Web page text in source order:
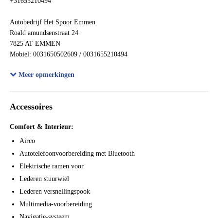
Autobedrijf Het Spoor Emmen
Roald amundsenstraat 24
7825 AT EMMEN
Mobiel: 0031650502609 / 0031655210494
Wij kunnen helpen met export-documenten!
Mozemy pomóc w dokumentach eksportowych!
Nous pouvons vous aider avec des documents d'exportation!
Meer opmerkingen
Accessoires
Comfort & Interieur:
Airco
Autotelefoonvoorbereiding met Bluetooth
Elektrische ramen voor
Lederen stuurwiel
Lederen versnellingspook
Multimedia-voorbereiding